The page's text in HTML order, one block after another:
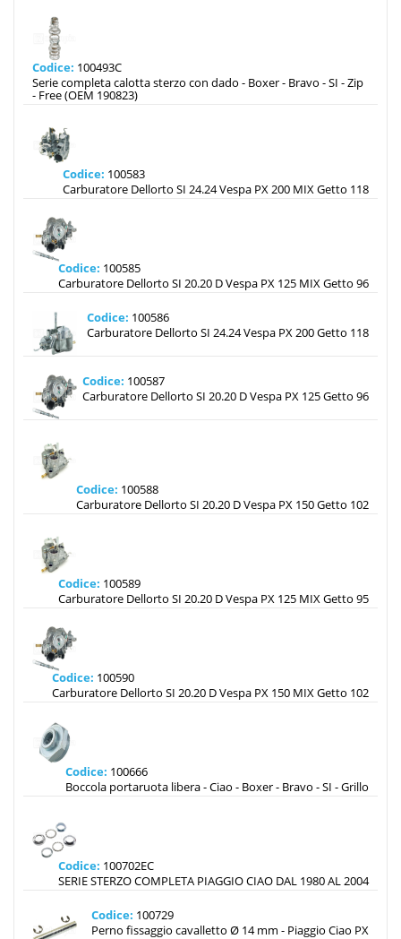
Codice: 100493C
Serie completa calotta sterzo con dado - Boxer - Bravo - SI - Zip
- Free (OEM 190823)
Codice: 100583
Carburatore Dellorto SI 24.24 Vespa PX 200 MIX Getto 118
Codice: 100585
Carburatore Dellorto SI 20.20 D Vespa PX 125 MIX Getto 96
Codice: 100586
Carburatore Dellorto SI 24.24 Vespa PX 200 Getto 118
Codice: 100587
Carburatore Dellorto SI 20.20 D Vespa PX 125 Getto 96
Codice: 100588
Carburatore Dellorto SI 20.20 D Vespa PX 150 Getto 102
Codice: 100589
Carburatore Dellorto SI 20.20 D Vespa PX 125 MIX Getto 95
Codice: 100590
Carburatore Dellorto SI 20.20 D Vespa PX 150 MIX Getto 102
Codice: 100666
Boccola portaruota libera - Ciao - Boxer - Bravo - SI - Grillo
Codice: 100702EC
SERIE STERZO COMPLETA PIAGGIO CIAO DAL 1980 AL 2004
Codice: 100729
Perno fissaggio cavalletto Ø 14 mm - Piaggio Ciao PX